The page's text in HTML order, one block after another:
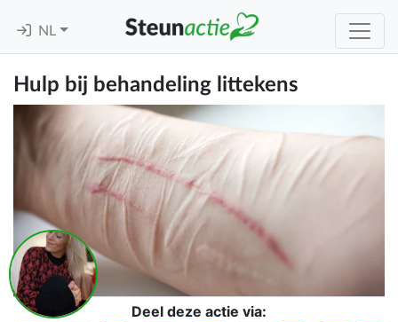
NL
Hulp bij behandeling littekens
Deel deze actie via: